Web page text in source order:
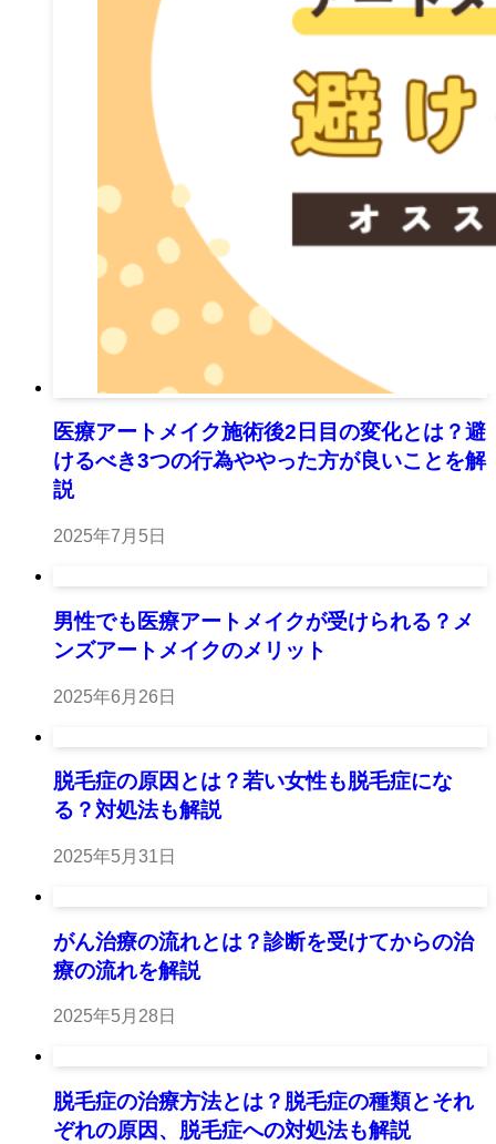
医療アートメイク施術後2日目の変化とは？避
けるべき3つの行為ややった方が良いことを解
説
2025年7月5日
男性でも医療アートメイクが受けられる？メ
ンズアートメイクのメリット
2025年6月26日
脱毛症の原因とは？若い女性も脱毛症にな
る？対処法も解説
2025年5月31日
がん治療の流れとは？診断を受けてからの治
療の流れを解説
2025年5月28日
脱毛症の治療方法とは？脱毛症の種類とそれ
ぞれの原因、脱毛症への対処法も解説